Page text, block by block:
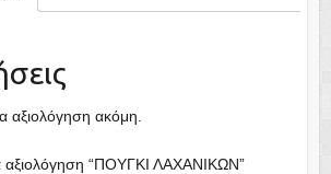
αξιολόγηση ακόμη.
“ΠΟΥΓΚΙ ΛΑΧΑΝΙΚΩΝ”